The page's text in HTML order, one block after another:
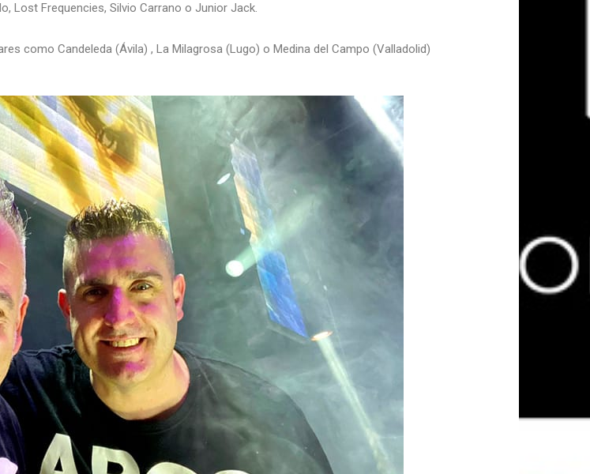
Lost Frequencies, Silvio Carrano o Junior Jack.
como Candeleda (Ávila) , La Milagrosa (Lugo) o Medina del Campo (Valladolid)